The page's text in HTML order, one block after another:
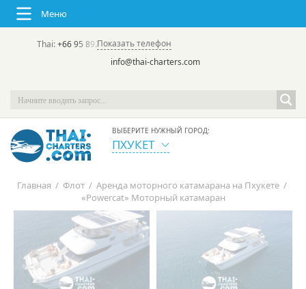
Меню
Thai:+66 95 892 7646(rus/eng) | в России:
Показать телефон
info@thai-charters.com
ВЫБЕРИТЕ НУЖНЫЙ ГОРОД:
ПХУКЕТ
Главная / Флот / Аренда моторного катамарана на Пхукете /
«Powercat» Моторный катамаран